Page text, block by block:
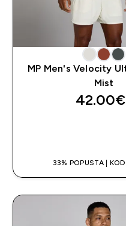
MP Men's Velocity
Mist
42.00€‎
33% POPUSTA |